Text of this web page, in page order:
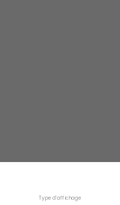
Type d'affichage